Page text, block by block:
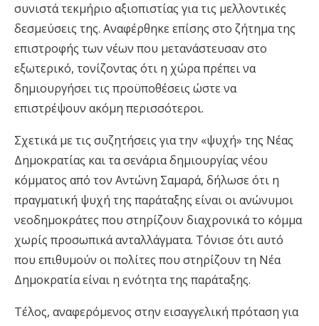
συνιστά τεκμήριο αξιοπιστίας για τις μελλοντικές
δεσμεύσεις της. Αναφέρθηκε επίσης στο ζήτημα της
επιστροφής των νέων που μετανάστευσαν στο
εξωτερικό, τονίζοντας ότι η χώρα πρέπει να
δημιουργήσει τις προϋποθέσεις ώστε να
επιστρέψουν ακόμη περισσότεροι.
Σχετικά με τις συζητήσεις για την «ψυχή» της Νέας
Δημοκρατίας και τα σενάρια δημιουργίας νέου
κόμματος από τον Αντώνη Σαμαρά, δήλωσε ότι η
πραγματική ψυχή της παράταξης είναι οι ανώνυμοι
νεοδημοκράτες που στηρίζουν διαχρονικά το κόμμα
χωρίς προσωπικά ανταλλάγματα. Τόνισε ότι αυτό
που επιθυμούν οι πολίτες που στηρίζουν τη Νέα
Δημοκρατία είναι η ενότητα της παράταξης.
Τέλος, αναφερόμενος στην εισαγγελική πρόταση για